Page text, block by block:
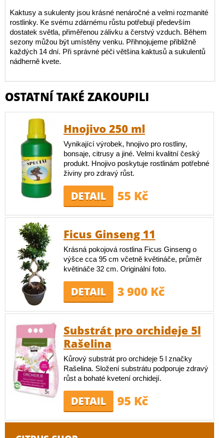
Kaktusy a sukulenty jsou krásné nenáročné a velmi rozmanité
rostlinky. Ke svému zdárnému růstu potřebují především
dostatek světla, přiměřenou zálivku a čerstvý vzduch. Během
sezony můžou být umístěny venku. Přihnojujeme přibližně
každých 14 dní. Při správné péči většina kaktusů a sukulentů
nádherně kvete.
OSTATNÍ TAKÉ ZAKOUPILI
Hnojivo 250 ml
Vynikající výrobek, hnojivo pro rostliny,
bonsaje, citrusy a jiné. Velmi kvalitní český
produkt. Hnojivo poskytuje rostlinám potřebné
živiny pro zdravý růst.
DETAIL 55 Kč
Ficus Ginseng 11
Krásná pokojová rostlina Ficus Ginseng o
výšce cca 95 cm včetně květináče, průměr
květináče 32 cm. Originální foto.
DETAIL 3 900 Kč
Substrát pro orchideje 5l
Rašelina
Kůrový substrát pro orchideje 5 l značky
Rašelina. Složení substrátu podporuje zdravý
růst a bohaté kvetení orchidejí.
DETAIL 95 Kč